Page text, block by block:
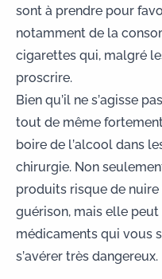
sont à prendre pour
notamment de la
cigarettes qui, malgré
proscrire.
Bien qu’il ne s’agisse
tout de même
boire de l’alcool dans
chirurgie. Non
produits risque de
guérison, mais elle
médicaments qui vous
s’avérer très dangereux.